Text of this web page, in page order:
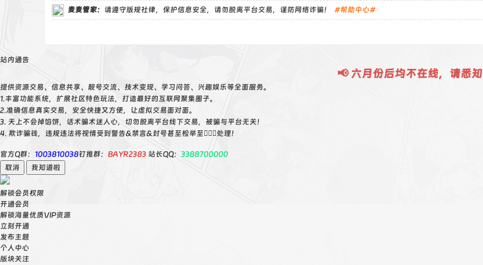
麦麦管家： 请遵守版规社律，保护信息安全，请勿脱离平台交易，谨防网络诈骗！ #帮助中心#
站内通告
📢 六月份后均不在线，请悉知
提供资源交易、信息共享、靓号交流、技术变现、学习问答、兴趣娱乐等全面服务。
1.丰富功能系统，扩展社区特色玩法，打造最好的互联网聚集圈子。
2.准确信息真实交易，安全快捷又方便，让虚拟交易面对面。
3. 天上不会掉馅饼，话术骗术迷人心，切勿脱离平台线下交易，被骗与平台无关！
4. 欺诈骗钱，违规违法将视情受到警告&禁言&封号甚至检举至👮🏻‍♀️处理！
官方Q群： 1003810038钉推群： BAYR2383 站长QQ： 3388700000
取消
我知道啦
解锁会员权限
开通会员
解锁海量优质VIP资源
立刻开通
发布主题
个人中心
版块关注